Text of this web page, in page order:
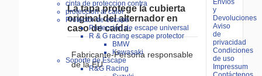
cinta de proteccion contra
proteccion al calor
Protector de escape
Protección de escape universal
R & G racing escape protector
BMW
Kawasaki
Soporte de Escape
R&G Racing
La tapa protege la cubierta
original del alternador en
caso de caída.
Fabricante-Persona responsable
de la EU
Envíos
y
Devoluciones
Aviso
de
privacidad
Condiciones
de uso
Impressum